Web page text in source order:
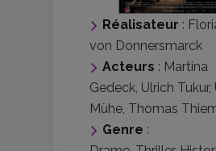
Réalisateur :
von Donnersmarck
Acteurs : Martina
Gedeck, Ulrich Tukur,
Mühe, Thomas
Genre :